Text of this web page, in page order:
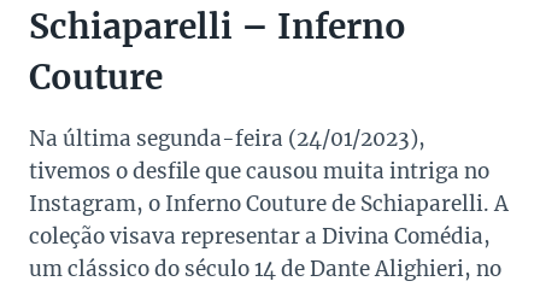
Schiaparelli – Inferno
Couture
Na última segunda-feira (24/01/2023),
tivemos o desfile que causou muita intriga no
Instagram, o Inferno Couture de Schiaparelli. A
coleção visava representar a Divina Comédia,
um clássico do século 14 de Dante Alighieri, no